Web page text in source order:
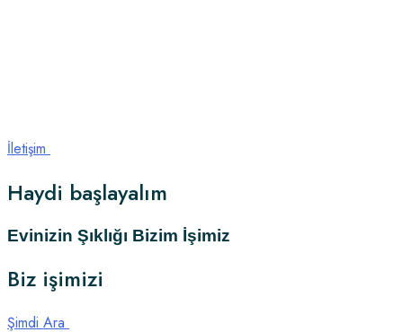
İletişim
Haydi başlayalım
Evinizin Şıklığı Bizim İşimiz
Biz işimizi
Şimdi Ara